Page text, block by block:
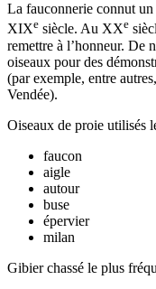
La fauconnerie connut
XIXe siècle. Au XXe
remettre à l’honneur. De
oiseaux pour des
(par exemple, entre
Vendée).
Oiseaux de proie utilisés
faucon
aigle
autour
buse
épervier
milan
Gibier chassé le plus